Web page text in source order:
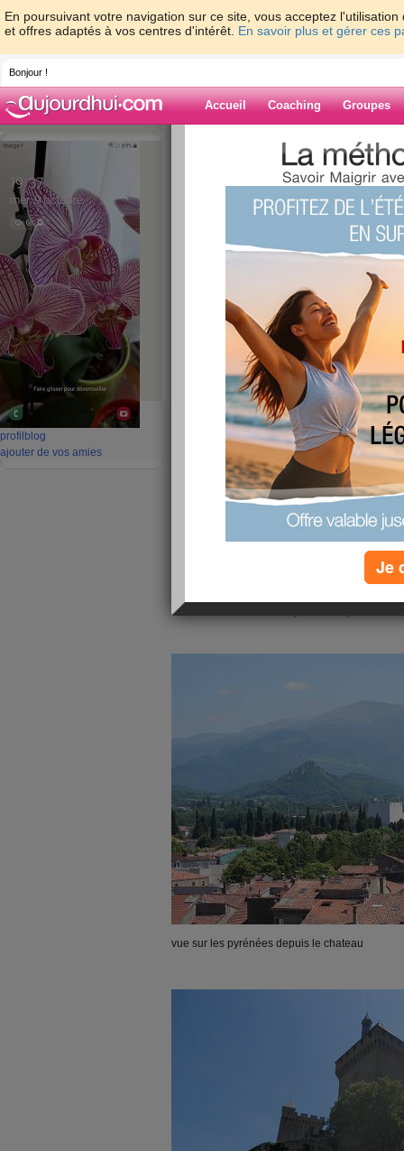
En poursuivant votre navigation sur ce site, vous acceptez
et offres adaptés à vos centres d'intérêt. En savoir plus et gérer ces
Bonjour !
Accueil Coaching Groupes
profil blog
ajouter de vos amies
>
> SUITE
Blog de
SUITE DE
PYRENEEN, fin
publié le 26/07/2016 à 17:45
voici la suite des photos
vue sur les pyrénées depuis le chateau
Je